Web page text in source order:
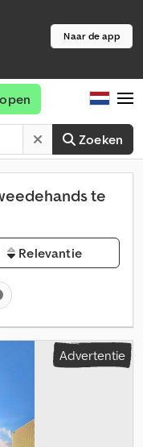
Naar de app
Zoeken
te
Relevantie
Advertentie